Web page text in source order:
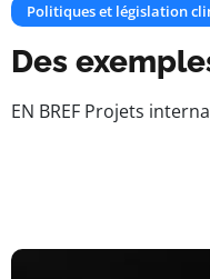
Politiques et législation
Des
EN BREF Projets